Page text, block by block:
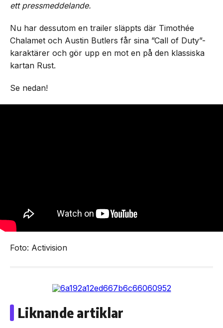
ett pressmeddelande.
Nu har dessutom en trailer släppts där Timothée
Chalamet och Austin Butlers får sina ”Call of Duty”-
karaktärer och gör upp en mot en på den klassiska
kartan Rust.
Se nedan!
Foto: Activision
Liknande artiklar